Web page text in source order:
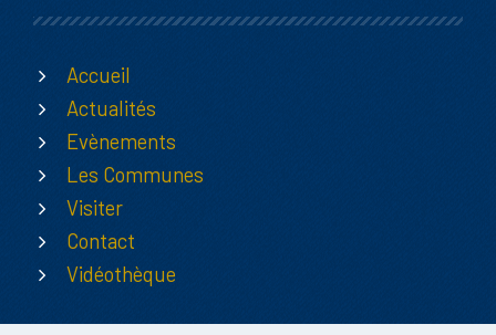
Accueil
Actualités
Evènements
Les Communes
Visiter
Contact
Vidéothèque